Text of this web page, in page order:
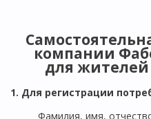
компании
для жителей
1. Для регистрации
Фамилия, имя,